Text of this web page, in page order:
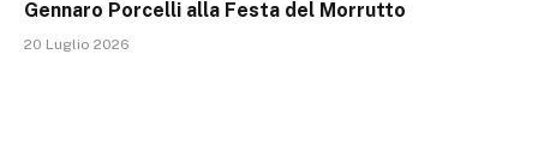
Gennaro Porcelli alla Festa del Morrutto
20 Luglio 2026